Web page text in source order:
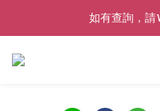
如有查詢，